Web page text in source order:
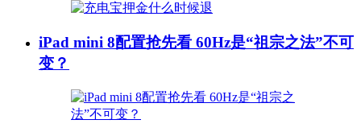
iPad mini 8配置抢先看 60Hz是“祖宗之法”不可
变？